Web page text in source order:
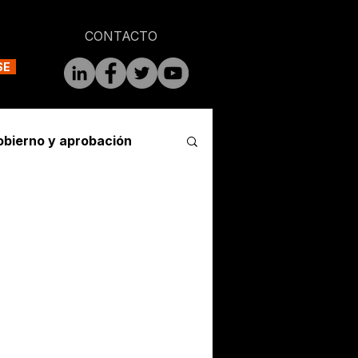
CONTACTO
y aprobación